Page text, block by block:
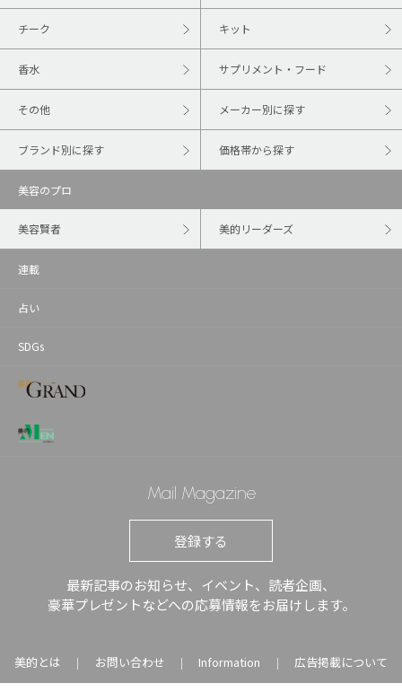
チーク キット
香水 サプリメント・フード
その他 メーカー別に探す
ブランド別に探す 価格帯から探す
美容のプロ
美容賢者 美的リーダーズ
連載
占い
SDGs
Mail Magazine
登録する
最新記事のお知らせ、イベント、読者企画、
豪華プレゼントなどへの応募情報をお届けします。
美的とは ｜ お問い合わせ ｜ Information ｜ 広告掲載について